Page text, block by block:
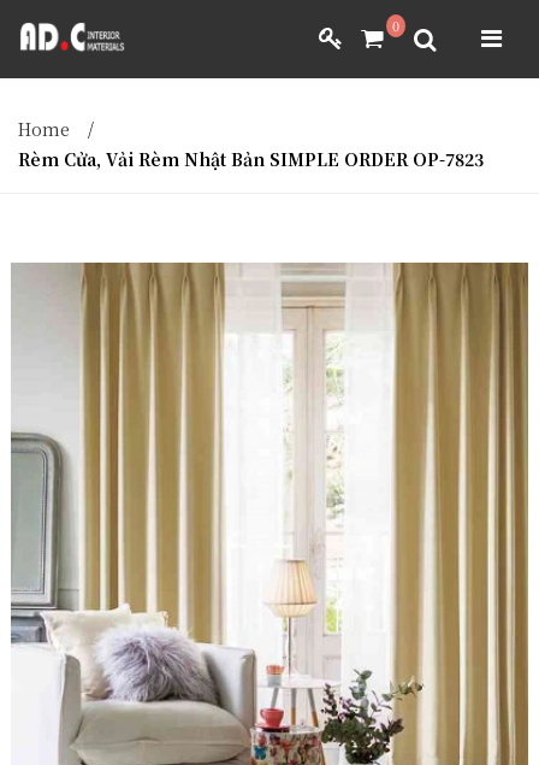
0
YÊU CẦU BÁO GIÁ
ADC INTERIOR
GIẤY DÁN TƯỜNG NHẬT BẢN
DÀNH CHO ĐẠI LÝ
YÊU CẦU BÁO GIÁ
Home
/
Rèm Cửa, Vải Rèm Nhật Bản SIMPLE ORDER OP-7823